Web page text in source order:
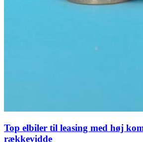
Top elbiler til leasing med høj
rækkevidde